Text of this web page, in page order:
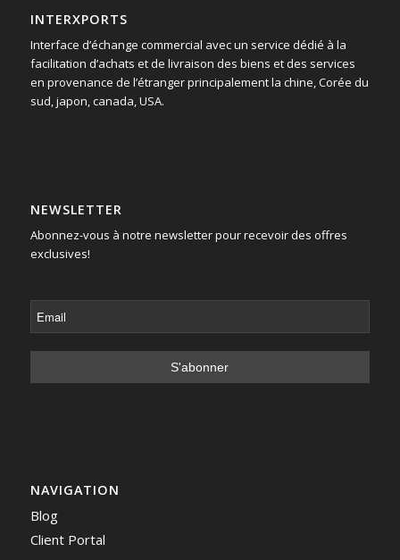
INTERXPORTS
Interface d’échange commercial avec un service dédié à la
facilitation d’achats et de livraison des biens et des services
en provenance de l’étranger principalement la chine, Corée du
sud, japon, canada, USA.
NEWSLETTER
Abonnez-vous à notre newsletter pour recevoir des offres
exclusives!
NAVIGATION
Blog
Client Portal